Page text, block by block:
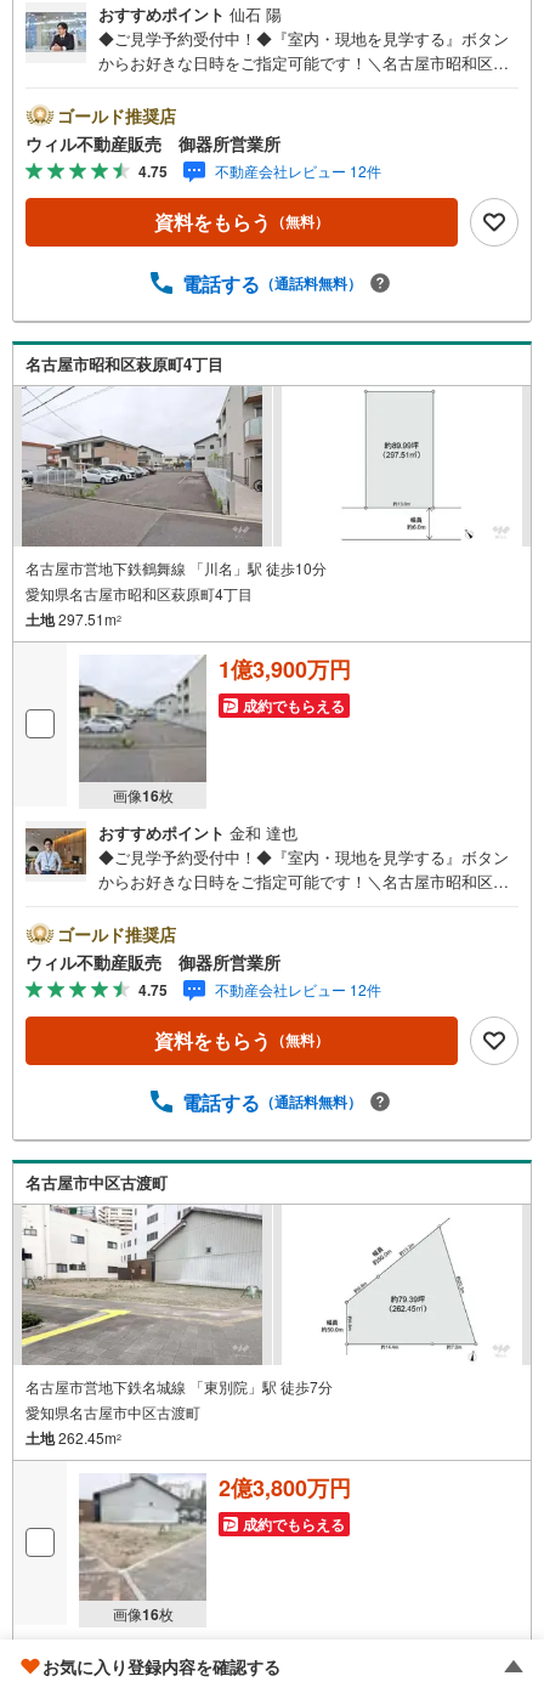
おすすめポイント 仙石 陽
◆ご見学予約受付中！◆『室内・現地を見学する』ボタン
からお好きな日時をご指定可能です！＼名古屋市昭和区、
名古屋市昭和区、天白区の直接のご売却依頼を数多くいた
だいている不動産仲介会社です。ネット上で分かる立地環
境はもちろん、過去にお任せいただいたお客様に現地の生
の声をもとに住戸環境を提案致します。＼平日のお住まい
探しの方へ/弊社では平日にご内覧・契約など平日にお住ま
い探しをされるお客様にサービスをご用意しています。＼
ています。事前にご予約頂きましたら営業時間外でのご内
ある方へ/不動産業者間で不動産情報が共有されているの
で、名古屋市全域や、その他隣接エリアでもご内覧が可能
です！ 【御器所営業所】○地下鉄桜通線、鶴舞線「御器
所」駅徒歩1分○お子様が遊べるキッズスペースあり○定休
日ございません
ゴールド推奨店
ウィル不動産販売 御器所営業所
4.75 不動産会社レビュー 12件
資料をもらう （無料）
電話する （通話料無料）
名古屋市昭和区萩原町4丁目
名古屋市営地下鉄鶴舞線 「川名」駅 徒歩10分
愛知県名古屋市昭和区萩原町4丁目
土地297.51m2
画像16枚
1億3,900万円
成約でもらえる
おすすめポイント 金和 達也
◆ご見学予約受付中！◆『室内・現地を見学する』ボタン
からお好きな日時をご指定可能です！＼名古屋市昭和区、
名古屋市昭和区、天白区の直接のご売却依頼を数多くいた
だいている不動産仲介会社です。ネット上で分かる立地環
境はもちろん、過去にお任せいただいたお客様に現地の生
の声をもとに住戸環境を提案致します。＼平日のお住まい
探しの方へ/弊社では平日にご内覧・契約など平日にお住ま
い探しをされるお客様にサービスをご用意しています。＼
ています。事前にご予約頂きましたら営業時間外でのご内
ある方へ/不動産業者間で不動産情報が共有されているの
で、名古屋市全域や、その他隣接エリアでもご内覧が可能
です！ 【御器所営業所】○地下鉄桜通線、鶴舞線「御器
所」駅徒歩1分○お子様が遊べるキッズスペースあり○定休
日ございません
ゴールド推奨店
ウィル不動産販売 御器所営業所
4.75 不動産会社レビュー 12件
資料をもらう （無料）
電話する （通話料無料）
名古屋市中区古渡町
名古屋市営地下鉄名城線 「東別院」駅 徒歩7分
愛知県名古屋市中区古渡町
土地262.45m2
画像16枚
2億3,800万円
成約でもらえる
■ウィル不動産販売■東別院駅徒歩7分、スーパー徒歩7分、
お気に入り登録内容を確認する